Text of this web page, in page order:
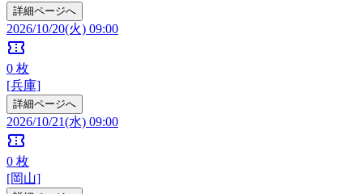
詳細ページへ
2026/10/20(火) 09:00
confirmation_number
0 枚
[兵庫]
詳細ページへ
2026/10/21(水) 09:00
confirmation_number
0 枚
[岡山]